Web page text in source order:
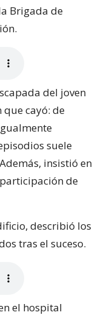
Brigada de
del joven
cayó: de
suele
insistió en
de
describió los
tras el suceso.
el hospital